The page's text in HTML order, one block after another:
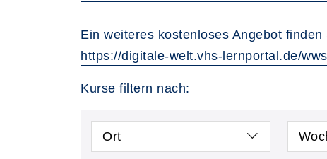
Ein weiteres kostenloses Angebot
https://digitale-welt.vhs-lernportal.de/
Kurse filtern nach:
Ort